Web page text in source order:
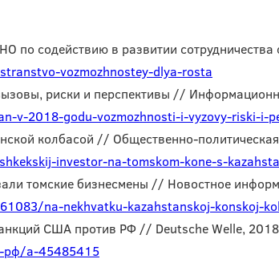
по содействию в развитии
vozmozhnostey-dlya-rosta
риски и перспективы //
v-2018-godu-vozmozhnosti-i-vyzovy-riski-i-
колбасой // Общественно-
investor-na-tomskom-kone-s-
томские бизнесмены // Новостное
na-nekhvatku-kazahstanskoj-konskoj-
США против РФ // Deutsche Welle,
рф/a-45485415